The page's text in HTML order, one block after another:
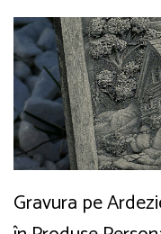
Gravura pe